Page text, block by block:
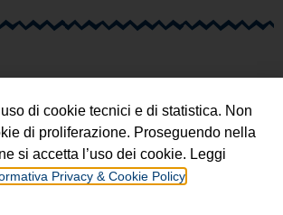
di cookie tecnici e di statistica. Non
di proliferazione. Proseguendo nella
si accetta l’uso dei cookie. Leggi
Privacy & Cookie Policy